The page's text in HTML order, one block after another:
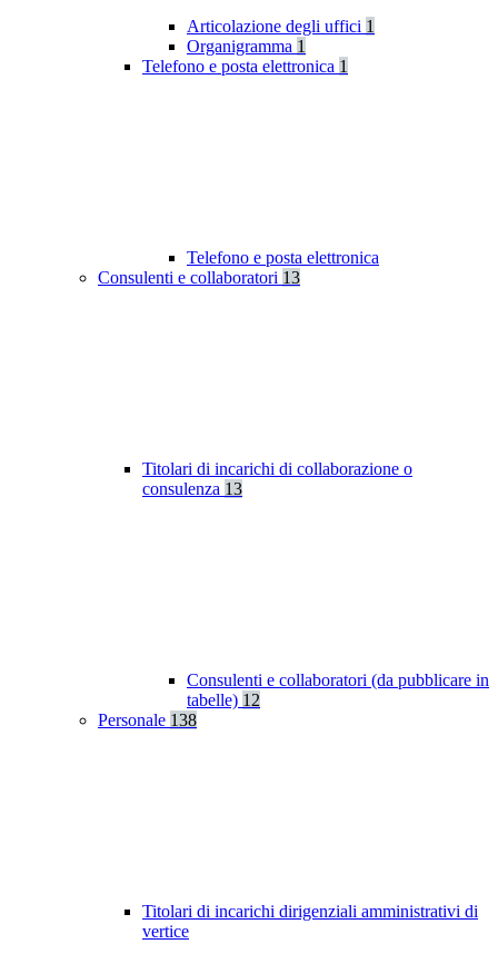
Articolazione degli uffici 1
Organigramma 1
Telefono e posta elettronica 1
Telefono e posta elettronica
Consulenti e collaboratori 13
Titolari di incarichi di collaborazione o
consulenza 13
Consulenti e collaboratori (da pubblicare in
tabelle) 12
Personale 138
Titolari di incarichi dirigenziali amministrativi di
vertice